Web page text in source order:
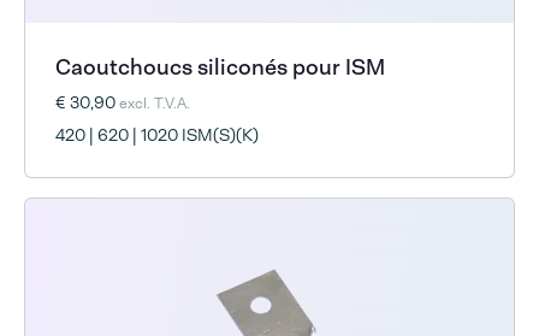
Caoutchoucs siliconés pour ISM
€ 30,90excl. T.V.A.
420 | 620 | 1020 ISM(S)(K)